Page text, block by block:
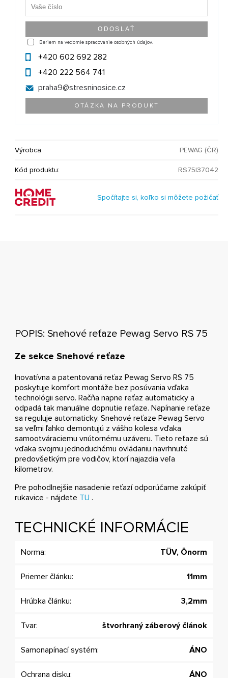
Beriem na vedomie spracovanie osobných údajov.
+420 602 692 282
+420 222 564 741
praha9@stresninosice.cz
OTÁZKA NA PRODUKT
Výrobca: PEWAG (ČR)
Kód produktu: RS75|37042
Spočítajte si, koľko si môžete požičať
POPIS: Snehové reťaze Pewag Servo RS 75
Ze sekce Snehové reťaze
Inovatívna a patentovaná reťaz Pewag Servo RS 75
poskytuje komfort montáže bez posúvania vďaka
technológii servo. Račňa napne reťaz automaticky a
odpadá tak manuálne dopnutie reťaze. Napínanie reťaze
sa reguluje automaticky. Snehové reťaze Pewag Servo
sa veľmi ľahko demontujú z vášho kolesa vďaka
samootváraciemu vnútornému uzáveru. Tieto reťaze sú
vďaka svojmu jednoduchému ovládaniu navrhnuté
predovšetkým pre vodičov, ktorí najazdia veľa
kilometrov.
Pre pohodlnejšie nasadenie reťazí odporúčame zakúpiť
rukavice - nájdete TU .
TECHNICKÉ INFORMÁCIE
Norma: TÜV, Önorm
Priemer článku: 11mm
Hrúbka článku: 3,2mm
Tvar: štvorhraný záberový článok
Samonapínací systém: ÁNO
Ochrana disku: ÁNO